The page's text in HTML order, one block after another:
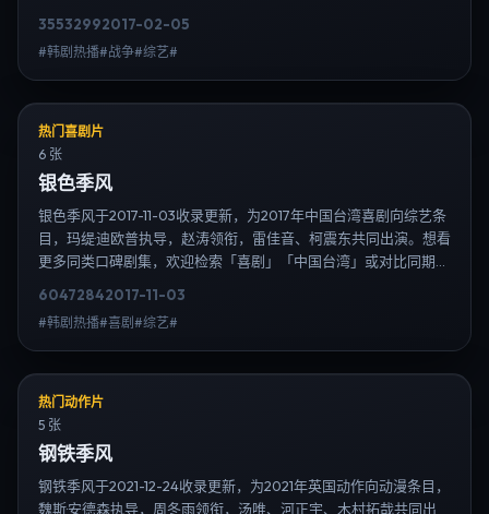
索日韩电视剧、韩剧全集、日剧高清等长尾词。
35532992017-02-05
#韩剧热播#战争#综艺#
热门喜剧片
6 张
银色季风
银色季风于2017-11-03收录更新，为2017年中国台湾喜剧向综艺条
目，玛缇·迪欧普执导，赵涛领衔，雷佳音、柯震东共同出演。想看
更多同类口碑剧集，欢迎检索「喜剧」「中国台湾」或对比同期热
电视剧、韩剧全集、日剧高清等长尾词。
60472842017-11-03
#韩剧热播#喜剧#综艺#
热门动作片
5 张
钢铁季风
钢铁季风于2021-12-24收录更新，为2021年英国动作向动漫条目，
魏斯·安德森执导，周冬雨领衔，汤唯、河正宇、木村拓哉共同出